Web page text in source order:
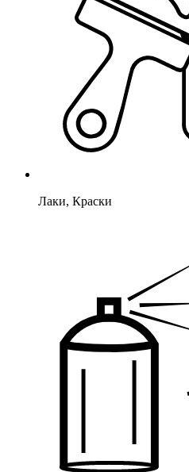
Лаки, Краски